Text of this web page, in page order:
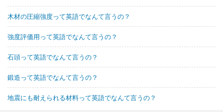
木材の圧縮強度って英語でなんて言うの？
強度評価用って英語でなんて言うの？
石頭って英語でなんて言うの？
鍛造って英語でなんて言うの？
地震にも耐えられる材料って英語でなんて言うの？